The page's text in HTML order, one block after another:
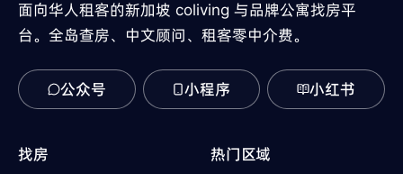
面向华人租客的新加坡 coliving 与品牌公寓找房平
台。全岛查房、中文顾问、租客零中介费。
公众号 小程序 小红书
找房
热门区域